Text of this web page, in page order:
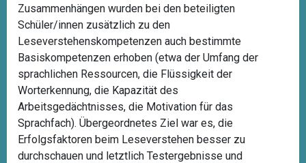
Zusammenhängen wurden bei den beteiligten
Schüler/innen zusätzlich zu den
Leseverstehenskompetenzen auch bestimmte
Basiskompetenzen erhoben (etwa der Umfang der
sprachlichen Ressourcen, die Flüssigkeit der
Worterkennung, die Kapazität des
Arbeitsgedächtnisses, die Motivation für das
Sprachfach). Übergeordnetes Ziel war es, die
Erfolgsfaktoren beim Leseverstehen besser zu
durchschauen und letztlich Testergebnisse und